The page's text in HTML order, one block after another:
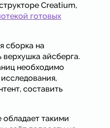
Creatium,
готовых
сборка на
айсберга.
необходимо
составить
обладает такими